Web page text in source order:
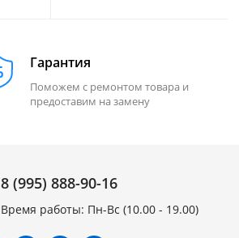
Гарантия
Поможем с ремонтом товара и
предоставим на замену
8 (995) 888-90-16
Время работы: Пн-Вс (10.00 - 19.00)